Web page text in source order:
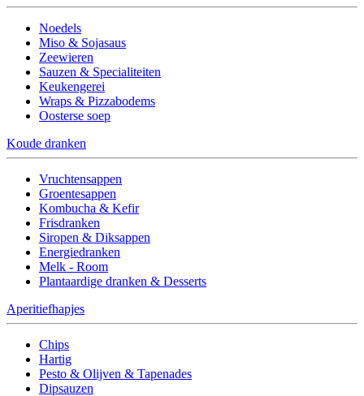
Noedels
Miso & Sojasaus
Zeewieren
Sauzen & Specialiteiten
Keukengerei
Wraps & Pizzabodems
Oosterse soep
Koude dranken
Vruchtensappen
Groentesappen
Kombucha & Kefir
Frisdranken
Siropen & Diksappen
Energiedranken
Melk - Room
Plantaardige dranken & Desserts
Aperitiefhapjes
Chips
Hartig
Pesto & Olijven & Tapenades
Dipsauzen